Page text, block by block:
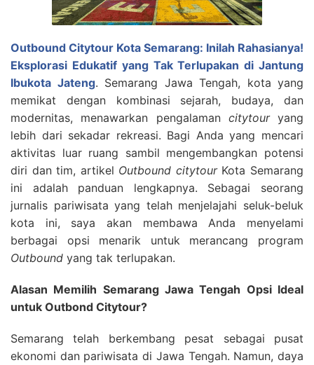
Outbound Citytour Kota Semarang: Inilah Rahasianya!
Eksplorasi Edukatif yang Tak Terlupakan di Jantung
Ibukota Jateng. Semarang Jawa Tengah, kota yang
memikat dengan kombinasi sejarah, budaya, dan
modernitas, menawarkan pengalaman citytouryang
lebih dari sekadar rekreasi. Bagi Anda yang mencari
aktivitas luar ruang sambil mengembangkan potensi
diri dan tim, artikel Outbound citytourKota Semarang
ini adalah panduan lengkapnya. Sebagai seorang
jurnalis pariwisata yang telah menjelajahi seluk-beluk
kota ini, saya akan membawa Anda menyelami
berbagai opsi menarik untuk merancang program
Outbound yang tak terlupakan.
Alasan Memilih Semarang Jawa Tengah Opsi Ideal
untuk Outbond Citytour?
Semarang telah berkembang pesat sebagai pusat
ekonomi dan pariwisata di Jawa Tengah. Namun, daya